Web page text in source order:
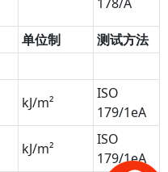
单位制
测试方法
kJ/m²
ISO
179/1eA
kJ/m²
ISO
179/1eA